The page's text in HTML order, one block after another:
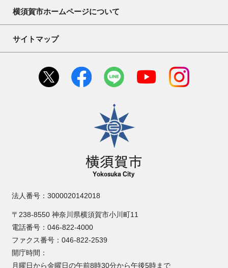
横須賀市ホームページについて
サイトマップ
横須賀市
法人番号：3000020142018
〒238-8550 神奈川県横須賀市小川町11
電話番号：046-822-4000
ファクス番号：046-822-2539
開庁時間：
月曜日から金曜日の午前8時30分から午後5時まで